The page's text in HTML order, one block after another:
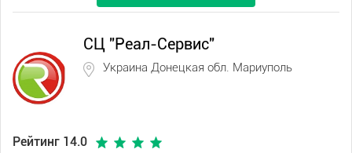
СЦ "Реал-Сервис"
Украина Донецкая обл. Мариуполь
Рейтинг 14.0